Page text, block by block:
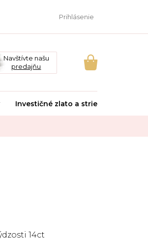
Prihlásenie
Navštívte našu
predajňu
NÁKUPNÝ
Investičné zlato a striebro
14ct